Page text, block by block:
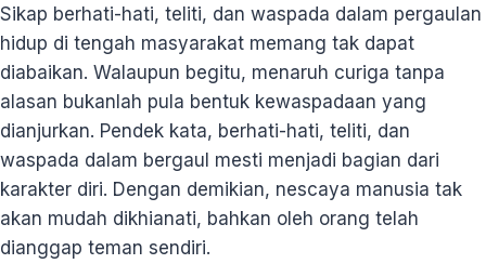
Sikap berhati-hati, teliti, dan waspada dalam pergaulan
hidup di tengah masyarakat memang tak dapat
diabaikan. Walaupun begitu, menaruh curiga tanpa
alasan bukanlah pula bentuk kewaspadaan yang
dianjurkan. Pendek kata, berhati-hati, teliti, dan
waspada dalam bergaul mesti menjadi bagian dari
karakter diri. Dengan demikian, nescaya manusia tak
akan mudah dikhianati, bahkan oleh orang telah
dianggap teman sendiri.